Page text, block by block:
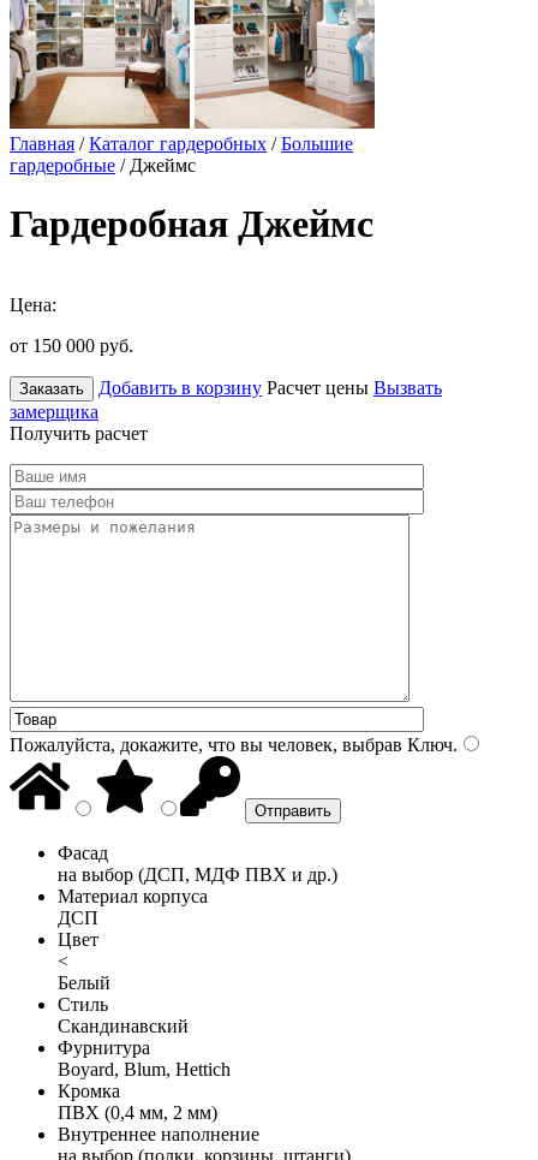
Главная /Каталог гардеробных /Большие
гардеробные / Джеймс
Гардеробная Джеймс
Цена:
от 150 000 руб.
Заказать Добавить в корзину Расчет цены Вызвать
замерщика
Получить расчет
Пожалуйста, докажите, что вы человек, выбрав Ключ.
Фасад
на выбор (ДСП, МДФ ПВХ и др.)
Материал корпуса
ДСП
Цвет
<
Белый
Стиль
Скандинавский
Фурнитура
Boyard, Blum, Hettich
Кромка
ПВХ (0,4 мм, 2 мм)
Внутреннее наполнение
на выбор (полки, корзины, штанги)